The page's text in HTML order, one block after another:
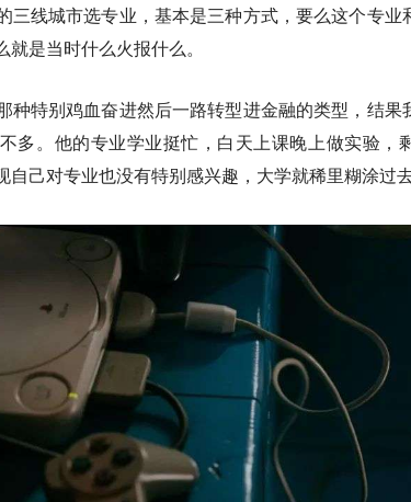
三线城市选专业，基本是三种方式，要么这个专业
是当时什么火报什么。
种特别鸡血奋进然后一路转型进金融的类型，结果
多。他的专业学业挺忙，白天上课晚上做实验，
己对专业也没有特别感兴趣，大学就稀里糊涂过去